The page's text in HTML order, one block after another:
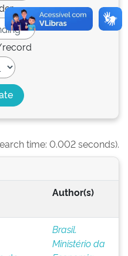
time: 0.002 seconds).
Author(s)
Brasil.
Ministério da